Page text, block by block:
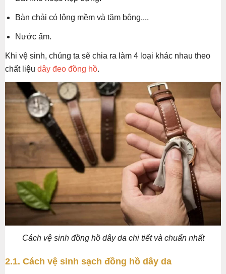
Bàn chải có lông mềm và tăm bông,...
Nước ấm.
Khi vệ sinh, chúng ta sẽ chia ra làm 4 loại khác nhau theo
chất liệu dây đeo đồng hồ.
Cách vệ sinh đồng hồ dây da chi tiết và chuẩn nhất
2.1. Cách vệ sinh sạch đồng hồ dây da